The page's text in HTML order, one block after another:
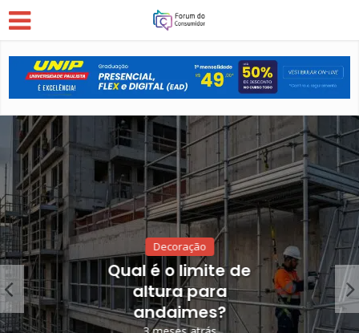
Decoração
Qual é o limite de
altura para
andaimes?